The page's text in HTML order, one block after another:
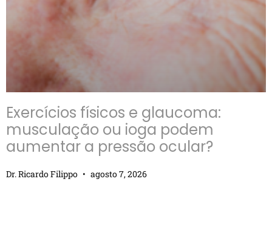
Exercícios físicos e glaucoma:
musculação ou ioga podem
aumentar a pressão ocular?
Dr. Ricardo Filippo agosto 7, 2026